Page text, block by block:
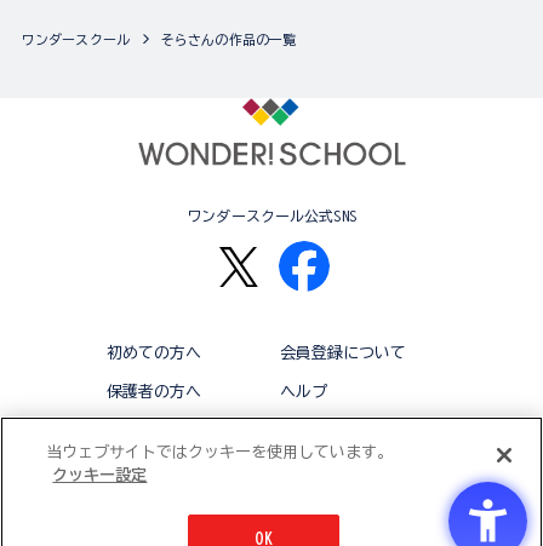
ワンダースクール そらさんの作品の一覧
ワンダースクール公式SNS
初めての方へ 会員登録について
保護者の方へ ヘルプ
当ウェブサイトではクッキーを使用しています。
クッキー設定
OK